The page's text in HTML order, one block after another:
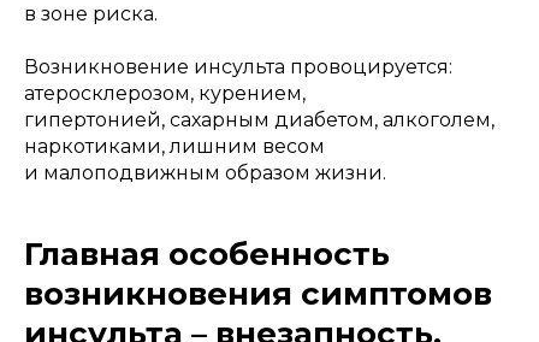
в зоне риска.
Возникновение инсульта провоцируется:
атеросклерозом, курением,
гипертонией, сахарным диабетом, алкоголем,
наркотиками, лишним весом
и малоподвижным образом жизни.
Главная особенность
возникновения симптомов
инсульта – внезапность.